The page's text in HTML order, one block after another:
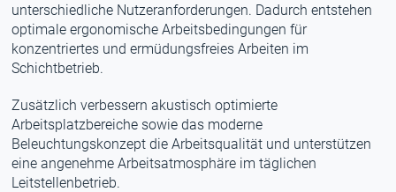
unterschiedliche Nutzeranforderungen. Dadurch entstehen
optimale ergonomische Arbeitsbedingungen für
konzentriertes und ermüdungsfreies Arbeiten im
Schichtbetrieb.
Zusätzlich verbessern akustisch optimierte
Arbeitsplatzbereiche sowie das moderne
Beleuchtungskonzept die Arbeitsqualität und unterstützen
eine angenehme Arbeitsatmosphäre im täglichen
Leitstellenbetrieb.